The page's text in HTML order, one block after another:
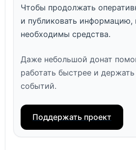
Чтобы продолжать
и публиковать информацию,
необходимы средства.
Даже небольшой донат
работать быстрее и
событий.
Поддержать проект